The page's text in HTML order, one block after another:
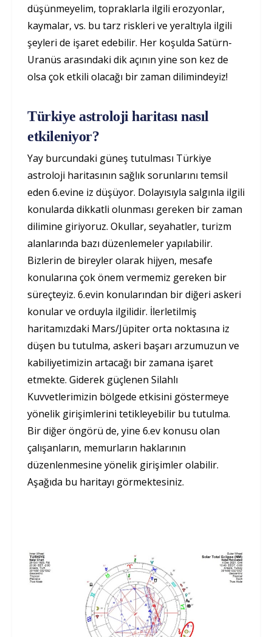
düşünmeyelim, topraklarla ilgili erozyonlar,
kaymalar, vs. bu tarz riskleri ve yeraltıyla ilgili
şeyleri de işaret edebilir. Her koşulda Satürn-
Uranüs arasındaki dik açının yine son kez de
olsa çok etkili olacağı bir zaman dilimindeyiz!
Türkiye astroloji haritası nasıl
etkileniyor?
Yay burcundaki güneş tutulması Türkiye
astroloji haritasının sağlık sorunlarını temsil
eden 6.evine iz düşüyor. Dolayısıyla salgınla ilgili
konularda dikkatli olunması gereken bir zaman
dilimine giriyoruz. Okullar, seyahatler, turizm
alanlarında bazı düzenlemeler yapılabilir.
Bizlerin de bireyler olarak hijyen, mesafe
konularına çok önem vermemiz gereken bir
süreçteyiz. 6.evin konularından bir diğeri askeri
konular ve orduyla ilgilidir. İlerletilmiş
haritamızdaki Mars/Jüpiter orta noktasına iz
düşen bu tutulma, askeri başarı arzumuzun ve
kabiliyetimizin artacağı bir zamana işaret
etmekte. Giderek güçlenen Silahlı
Kuvvetlerimizin bölgede etkisini göstermeye
yönelik girişimlerini tetikleyebilir bu tutulma.
Bir diğer öngörü de, yine 6.ev konusu olan
çalışanların, memurların haklarının
düzenlenmesine yönelik girişimler olabilir.
Aşağıda bu haritayı görmektesiniz.